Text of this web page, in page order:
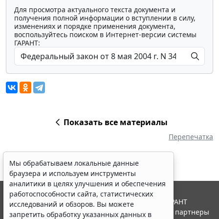
Для просмотра актуального текста документа и
получения полной информации о вступлении в силу,
изменениях и порядке применения документа,
воспользуйтесь поиском в Интернет-версии системы
ГАРАНТ:
Показать все материалы
Перепечатка
Мы обрабатываем локальные данные
браузера и используем инструменты
аналитики в целях улучшения и обеспечения
работоспособности сайта, статистических
исследований и обзоров. Вы можете
запретить обработку указанных данных в
© ООО "НПП "ГАРАНТ-СЕРВИС", 2026. Система ГАРАНТ
выпускается с 1990 года. Компания "Гарант" и ее партнеры